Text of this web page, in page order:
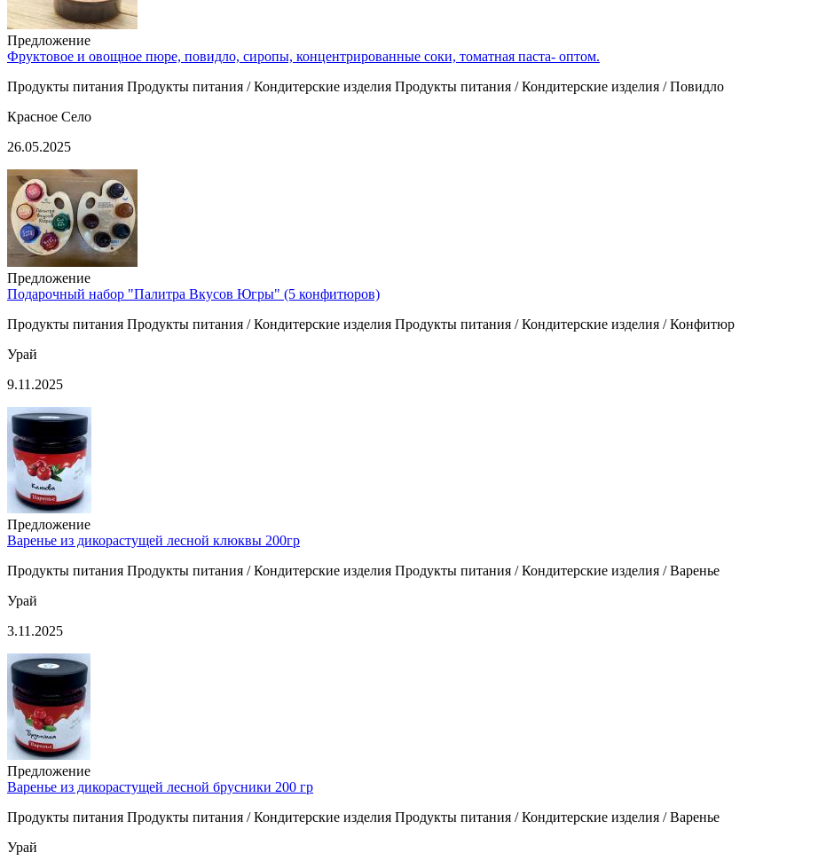
Предложение
Фруктовое и овощное пюре, повидло, сиропы, концентрированные соки, томатная паста- оптом.
Продукты питания Продукты питания / Кондитерские изделия Продукты питания / Кондитерские изделия / Повидло
Красное Село
26.05.2025
Предложение
Подарочный набор "Палитра Вкусов Югры" (5 конфитюров)
Продукты питания Продукты питания / Кондитерские изделия Продукты питания / Кондитерские изделия / Конфитюр
Урай
9.11.2025
Предложение
Варенье из дикорастущей лесной клюквы 200гр
Продукты питания Продукты питания / Кондитерские изделия Продукты питания / Кондитерские изделия / Варенье
Урай
3.11.2025
Предложение
Варенье из дикорастущей лесной брусники 200 гр
Продукты питания Продукты питания / Кондитерские изделия Продукты питания / Кондитерские изделия / Варенье
Урай